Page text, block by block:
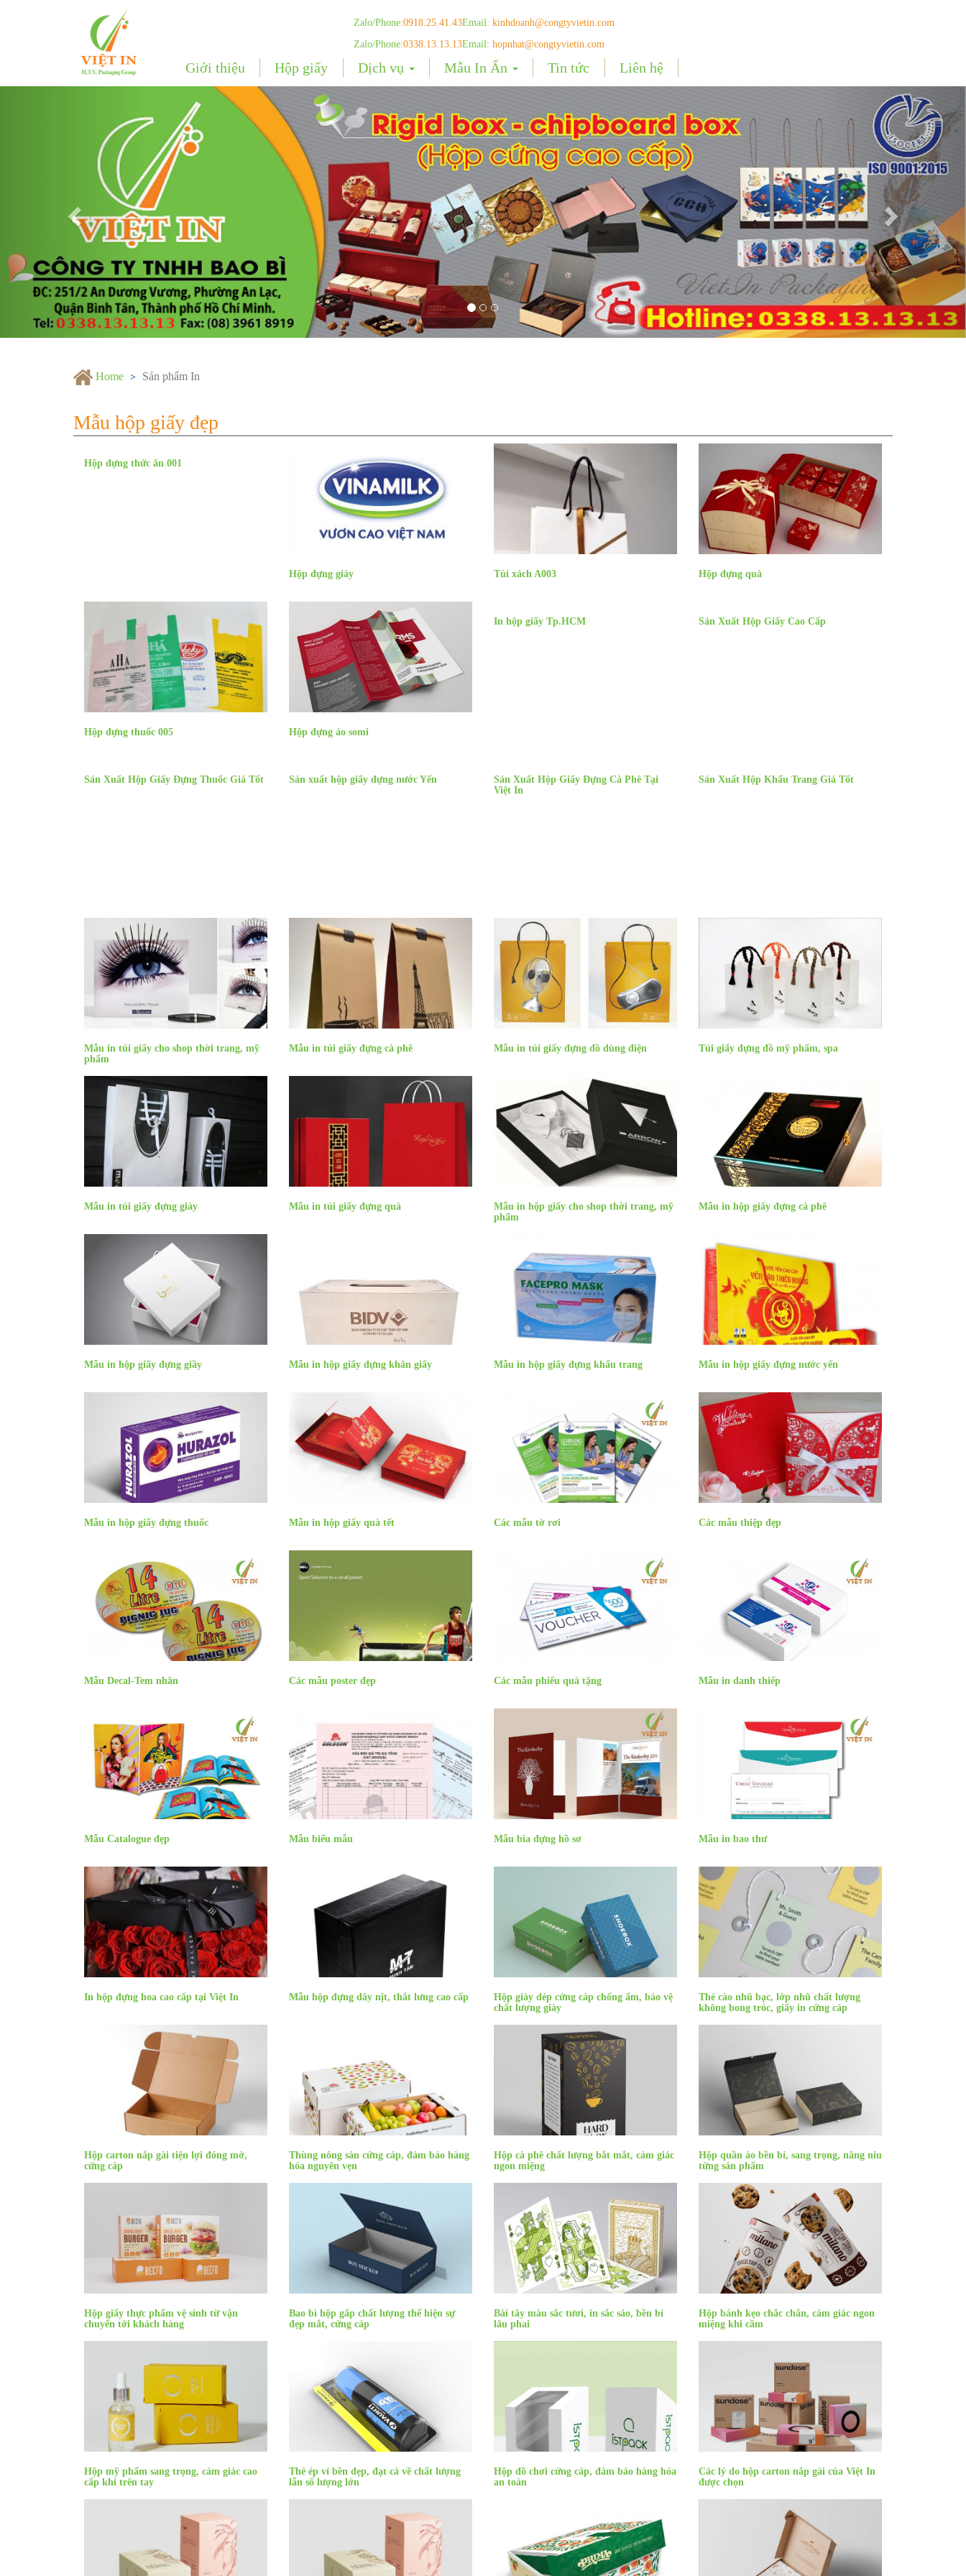
Zalo/Phone:0918.25.41.43
Zalo/Phone:0338.13.13.13
Email: kinhdoanh@congtyvietin.com
Email: hopnhat@congtyvietin.com
Giới thiệu Hộp giấy Dịch vụ Mẫu In Ấn Tin tức
Liên hệ
Next
Home Sản phẩm In
Mẫu hộp giấy đẹp
Hộp đựng thức ăn 001
Hộp đựng giày Túi xách A003 Hộp đựng quà
Hộp đựng thuốc 005 Hộp đựng áo somi
In hộp giấy Tp.HCM Sản Xuất Hộp Giấy Cao Cấp
Sản Xuất Hộp Giấy Đựng Thuốc Giá Tốt Sản xuất hộp giấy đựng nước Yến
Sản Xuất Hộp Giấy Đựng Cà Phê Tại
Việt In
Sản Xuất Hộp Khẩu Trang Giá Tốt
Mẫu in túi giấy cho shop thời trang, mỹ
phẩm
Mẫu in túi giấy đựng cà phê Mẫu in túi giấy đựng đồ dùng điện Túi giấy đựng đồ mỹ phẩm, spa
Mẫu in túi giấy đựng giày Mẫu in túi giấy đựng quà
Mẫu in hộp giấy cho shop thời trang, mỹ
phẩm
Mẫu in hộp giấy đựng cà phê
Mẫu in hộp giấy đựng giầy Mẫu in hộp giấy đựng khăn giấy Mẫu in hộp giấy đựng khẩu trang Mẫu in hộp giấy đựng nước yến
Mẫu in hộp giấy đựng thuốc Mẫu in hộp giấy quà tết Các mẫu tờ rơi Các mẫu thiệp đẹp
Mẫu Decal-Tem nhãn Các mẫu poster đẹp Các mẫu phiếu quà tặng Mẫu in danh thiếp
Mẫu Catalogue đẹp Mẫu biểu mẫu Mẫu bìa đựng hồ sơ Mẫu in bao thư
In hộp đựng hoa cao cấp tại Việt In Mẫu hộp đựng dây nịt, thắt lưng cao cấp
Hộp giày dép cứng cáp chống ẩm, bảo vệ
chất lượng giày
Thẻ cào nhũ bạc, lớp nhũ chất lượng
không bong tróc, giấy in cứng cáp
Hộp carton nắp gài tiện lợi đóng mở,
cứng cáp
Thùng nông sản cứng cáp, đảm bảo hàng
hóa nguyên vẹn
Hộp cà phê chất lượng bắt mắt, cảm giác
ngon miệng
Hộp quần áo bền bỉ, sang trọng, nâng niu
từng sản phẩm
Hộp giấy thực phẩm vệ sinh từ vận
chuyển tới khách hàng
Bao bì hộp gấp chất lượng thể hiện sự
đẹp mắt, cứng cáp
Bài tây màu sắc tươi, in sắc sảo, bền bỉ
lâu phai
Hộp bánh kẹo chắc chắn, cảm giác ngon
miệng khi cầm
Hộp mỹ phẩm sang trọng, cảm giác cao
cấp khi trên tay
Thẻ ép vỉ bền đẹp, đạt cả về chất lượng
lẫn số lượng lớn
Hộp đồ chơi cứng cáp, đảm bảo hàng hóa
an toàn
Các lý do hộp carton nắp gài của Việt In
được chọn